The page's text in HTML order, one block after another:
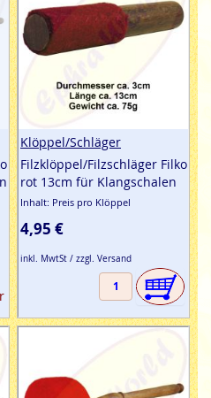
Parawissenschaftler
immense Bedeutung
zu ca. 65% aus Wasser
Schwingung von
Wert für unser
der Wassermolekühle in
Klänge von Herz zu Herz.
- leicht gemacht.
Klöppel/Schläger
Filzklöppel/Filzschläger Filko
rot 13cm für Klangschalen
Inhalt: Preis pro Klöppel
4,95 €
inkl. MwtSt / zzgl. Versand